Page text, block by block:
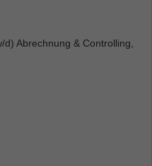
Abrechnung & Controlling,